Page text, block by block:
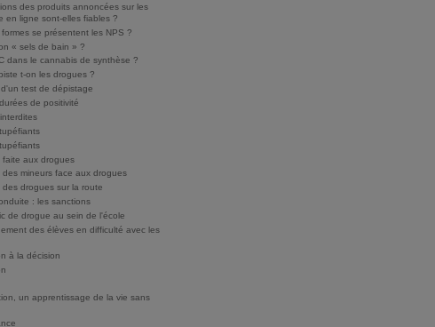
des produits annoncées sur les
en ligne sont-elles fiables ?
se présentent les NPS ?
« sels de bain » ?
dans le cannabis de synthèse ?
t-on les drogues ?
test de dépistage
de positivité
faite aux drogues
des mineurs face aux drogues
des drogues sur la route
: les sanctions
de drogue au sein de l'école
des élèves en difficulté avec les
à la décision
un apprentissage de la vie sans